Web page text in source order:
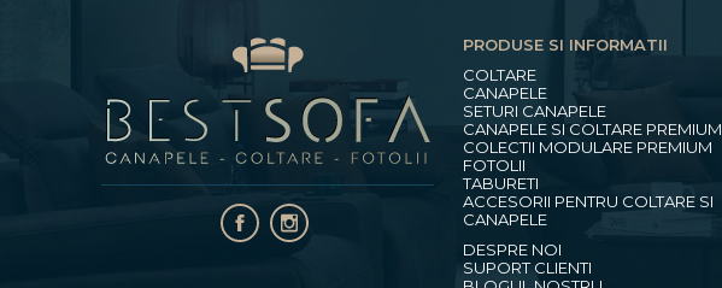
PRODUSE SI INFORMATII
COLTARE
CANAPELE
SETURI CANAPELE
CANAPELE SI COLTARE PREMIUM
COLECTII MODULARE PREMIUM
FOTOLII
TABURETI
ACCESORII PENTRU COLTARE SI
CANAPELE
DESPRE NOI
SUPORT CLIENTI